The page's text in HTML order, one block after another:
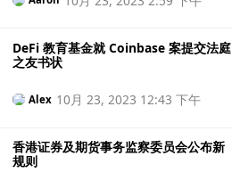
DeFi 教育基金就 Coinbase 案提交法庭
之友书状
Alex 10月 23, 2023 12:43 下午
香港证券及期货事务监察委员会公布新
规则